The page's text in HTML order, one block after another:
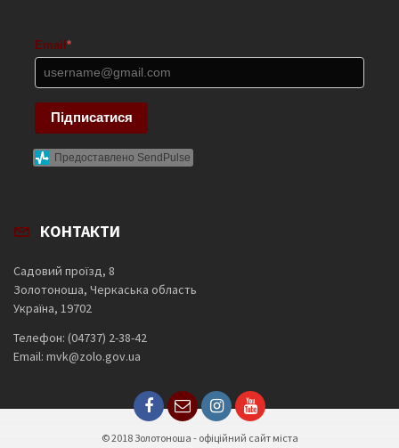
Email *
Підписатися
Предоставлено SendPulse
КОНТАКТИ
Садовий проїзд, 8
Золотоноша, Черкаська область
Україна, 19702
Телефон: (04737) 2-38-42
Email: mvk@zolo.gov.ua
© 2018 Золотоноша - офіційний сайт міста